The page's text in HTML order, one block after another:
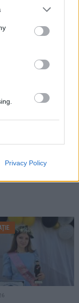
Privacy Policy
europene și
de calitate